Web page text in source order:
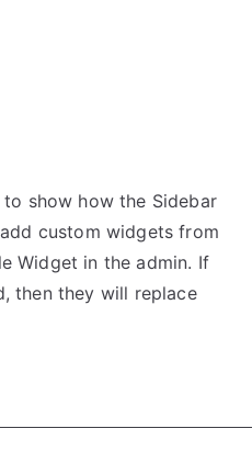
show how the Sidebar
custom widgets from
Widget in the admin. If
then they will replace